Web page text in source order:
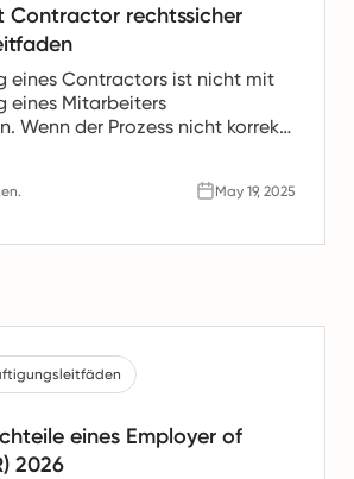
Contractor rechtssicher
eines Contractors ist nicht mit
eines Mitarbeiters
Wenn der Prozess nicht korrekt
und schwerwiegende
für Ihr Unternehmen nach sich
umsetzt.
May 19, 2025
eines Employer of
2026